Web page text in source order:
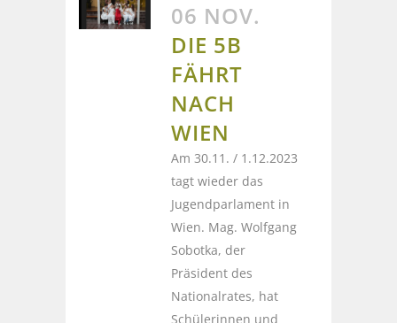
06 NOV.
DIE 5B
FÄHRT
NACH
WIEN
Am 30.11. / 1.12.2023
tagt wieder das
Jugendparlament in
Wien. Mag. Wolfgang
Sobotka, der
Präsident des
Nationalrates, hat
Schülerinnen und